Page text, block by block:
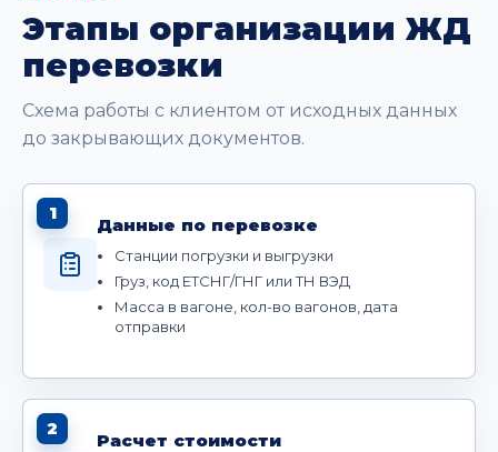
Этапы организации ЖД
перевозки
Схема работы с клиентом от исходных данных
до закрывающих документов.
1
Данные по перевозке
Станции погрузки и выгрузки
Груз, код ЕТСНГ/ГНГ или ТН ВЭД
Масса в вагоне, кол-во вагонов, дата
отправки
2
Расчет стоимости